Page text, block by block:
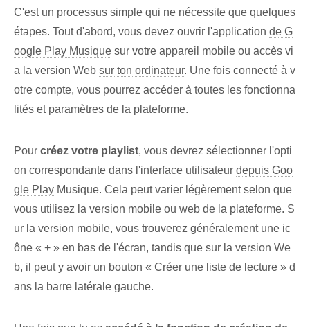
C'est un processus simple qui ne nécessite que quelques
étapes. Tout d'abord, vous devez ouvrir l'application de G
oogle Play Musique sur votre appareil mobile ou accès vi
a la version Web sur ton ordinateur. Une fois connecté à v
otre compte, vous pourrez accéder à toutes les fonctionna
lités et paramètres de la plateforme.
Pour créez votre playlist, vous devrez sélectionner l'opti
on correspondante dans l'interface utilisateur depuis Goo
gle Play Musique. Cela peut varier légèrement selon que
vous utilisez la version mobile ou web de la plateforme. S
ur la version mobile, vous trouverez généralement une ic
ône « + » en bas de l'écran, tandis que sur la version We
b, il peut y avoir un bouton « Créer une liste de lecture » ​​d
ans la barre latérale gauche.